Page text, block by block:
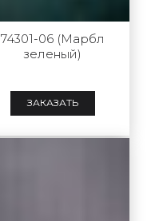
74301-06 (Марбл
зеленый)
ЗАКАЗАТЬ